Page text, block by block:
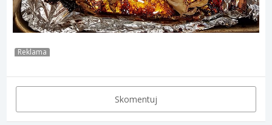
Reklama
Skomentuj